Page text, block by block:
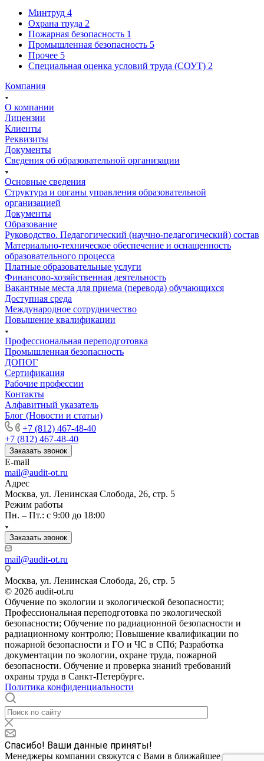
Минтруд 4
Охрана труда 2
Пожарная безопасность 1
Промышленная безопасность 5
Прочее 5
Специальная оценка условий труда (СОУТ) 2
Компания
О компании
Лицензии
Клиенты
Реквизиты
Документы
Сведения об образовательной организации
Основные сведения
Структура и органы управления образовательной
организацией
Документы
Образование
Руководство. Педагогический (научно-педагогический) состав
Материально-техническое обеспечение и оснащенность
образовательного процесса
Платные образовательные услуги
Финансово-хозяйственная деятельность
Вакантные места для приема (перевода) обучающихся
Доступная среда
Международное сотрудничество
Повышение квалификации
Профессиональная переподготовка
Промышленная безопасность
ДОПОГ
Сертификация
Рабочие профессии
Контакты
Алфавитный указатель
Блог (Новости и статьи)
+7 (812) 467-48-40
+7 (812) 467-48-40
Заказать звонок
E-mail
mail@audit-ot.ru
Адрес
Москва, ул. Ленинская Слобода, 26, стр. 5
Режим работы
Пн. – Пт.: с 9:00 до 18:00
Заказать звонок
mail@audit-ot.ru
Москва, ул. Ленинская Слобода, 26, стр. 5
© 2026 audit-ot.ru
Обучение по экологии и экологической безопасности;
Профессиональная переподготовка по экологической
безопасности; Обучение по радиационной безопасности и
радиационному контролю; Повышение квалификации по
пожарной безопасности и ГО и ЧС в СПб; Разработка
документации по экологии, охране труда, пожарной
безопасности. Обучение и проверка знаний требований
охраны труда в Санкт-Петербурге.
Политика конфиденциальности
Спасибо! Ваши данные приняты!
Менеджеры компании свяжутся с Вами в ближайшее время и